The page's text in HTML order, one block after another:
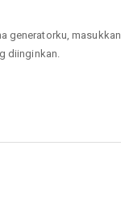
generatorku, masukkan
diinginkan.